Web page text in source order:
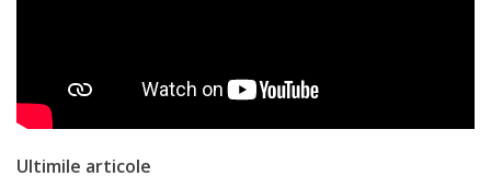
achiziții
Ultimile articole